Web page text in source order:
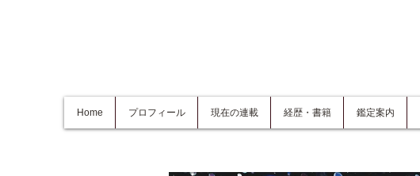
Home プロフィール 現在の連載 経歴・書籍 鑑定案内